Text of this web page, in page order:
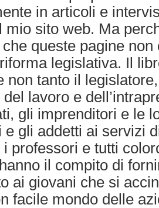
in articoli e
mio sito web. Ma
queste pagine non
legislativa. Il
non tanto il
lavoro e
gli imprenditori e le
e gli addetti ai servizi
professori e tutti
il compito di
ai giovani che si
facile mondo delle